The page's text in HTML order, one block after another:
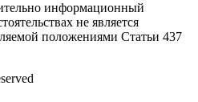
информационный
не является
положениями Статьи 437